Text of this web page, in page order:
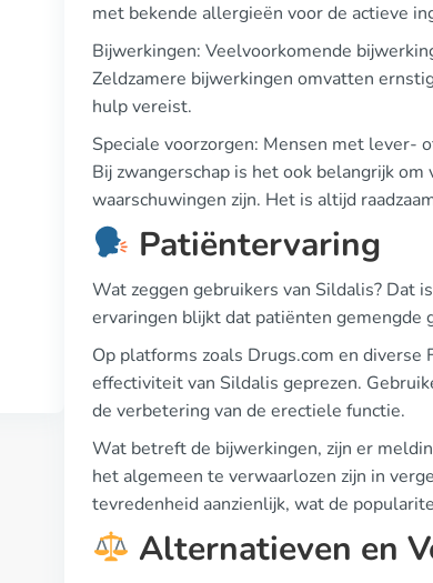
met bekende allergieën voor de actieve
Bijwerkingen: Veelvoorkomende
Zeldzamere bijwerkingen omvatten
hulp vereist.
Speciale voorzorgen: Mensen met lever-
Bij zwangerschap is het ook belangrijk
waarschuwingen zijn. Het is altijd
Patiëntervaring
Wat zeggen gebruikers van Sildalis? Dat
ervaringen blijkt dat patiënten gemengde
Op platforms zoals Drugs.com en
effectiviteit van Sildalis geprezen.
de verbetering van de erectiele functie.
Wat betreft de bijwerkingen, zijn er
het algemeen te verwaarlozen zijn in
tevredenheid aanzienlijk, wat de
Alternatieven en